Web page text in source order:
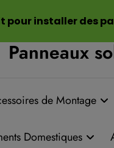
Panneaux
de Montage
Domestiques
pour installer des